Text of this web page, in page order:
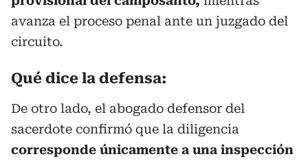
avanza el proceso penal ante un juzgado del
circuito.
Qué dice la defensa:
De otro lado, el abogado defensor del
sacerdote confirmó que la diligencia
corresponde únicamente a una inspección